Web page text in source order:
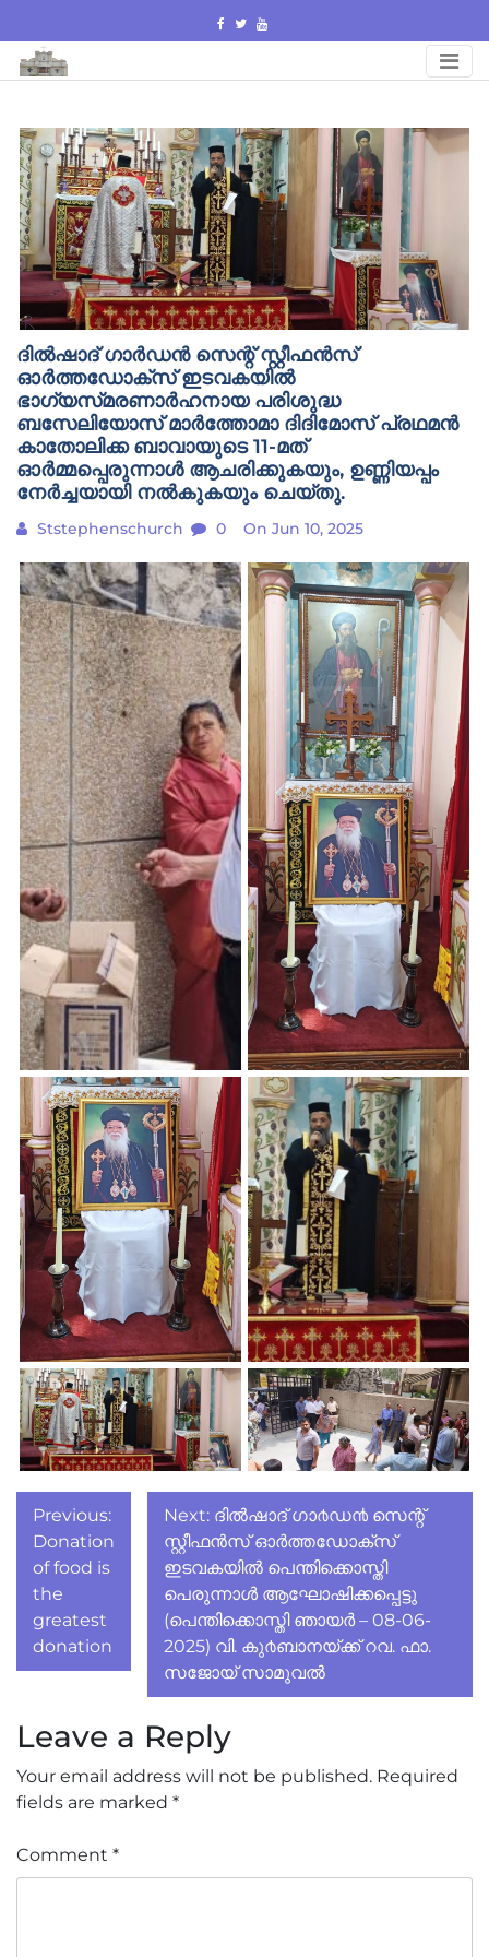
to
content
ദിൽഷാദ് ഗാർഡൻ സെന്റ് സ്റ്റീഫൻസ്
ഓർത്തഡോക്സ് ഇടവകയിൽ
ഭാഗ്യസ്‌മരണാർഹനായ പരിശുദ്ധ
ബസേലിയോസ്‌ മാർത്തോമാ ദിദിമോസ് പ്രഥമൻ
കാതോലിക്ക ബാവായുടെ 11-മത്
ഓർമ്മപ്പെരുന്നാൾ ആചരിക്കുകയും, ഉണ്ണിയപ്പം
നേർച്ചയായി നൽകുകയും ചെയ്തു.
Ststephenschurch 0 On Jun 10, 2025
Post
navigation
Previous:
Donation
of food is
the
greatest
donation
Next: ദിൽഷാദ് ഗാ൪ഡ൯ സെന്റ്
സ്റ്റീഫൻസ് ഓർത്തഡോക്സ്
ഇടവകയിൽ പെന്തിക്കൊസ്തി
പെരുന്നാൾ ആഘോഷിക്കപ്പെട്ടു
(പെന്തിക്കൊസ്തി ഞായർ – 08-06-
2025) വി. കു൪ബാനയ്ക്ക് റവ. ഫാ.
സജോയ് സാമുവൽ
Leave a Reply
Your email address will not be published. Required
fields are marked *
Comment *